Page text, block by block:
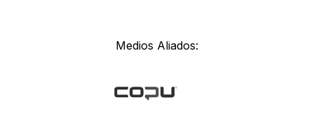
Medios Aliados: